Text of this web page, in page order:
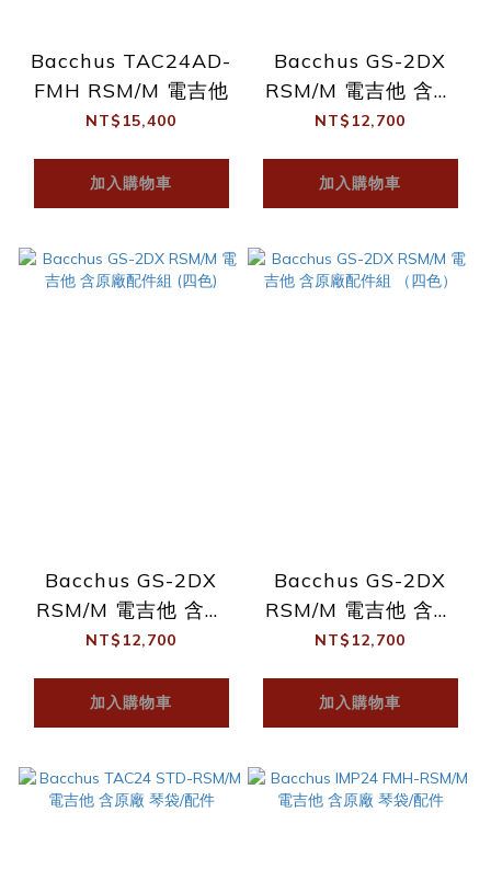
Bacchus TAC24AD-
FMH RSM/M 電吉他
NT$15,400
加入購物車
Bacchus GS-2DX
RSM/M 電吉他 含原
廠配件組 (三色)
NT$12,700
加入購物車
Bacchus GS-2DX
RSM/M 電吉他 含原
廠配件組 (四色)
NT$12,700
加入購物車
Bacchus GS-2DX
RSM/M 電吉他 含原
廠配件組 （四色）
NT$12,700
加入購物車